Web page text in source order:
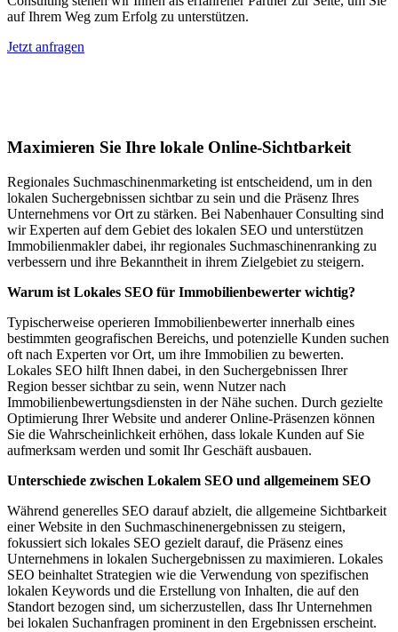
auf Ihrem Weg zum Erfolg zu unterstützen.
Jetzt anfragen
Maximieren Sie Ihre lokale Online-Sichtbarkeit
Regionales Suchmaschinenmarketing ist entscheidend, um in den
lokalen Suchergebnissen sichtbar zu sein und die Präsenz Ihres
Unternehmens vor Ort zu stärken. Bei Nabenhauer Consulting sind
wir Experten auf dem Gebiet des lokalen SEO und unterstützen
Immobilienmakler dabei, ihr regionales Suchmaschinenranking zu
verbessern und ihre Bekanntheit in ihrem Zielgebiet zu steigern.
Warum ist Lokales SEO für Immobilienbewerter wichtig?
Typischerweise operieren Immobilienbewerter innerhalb eines
bestimmten geografischen Bereichs, und potenzielle Kunden suchen
oft nach Experten vor Ort, um ihre Immobilien zu bewerten.
Lokales SEO hilft Ihnen dabei, in den Suchergebnissen Ihrer
Region besser sichtbar zu sein, wenn Nutzer nach
Immobilienbewertungsdiensten in der Nähe suchen. Durch gezielte
Optimierung Ihrer Website und anderer Online-Präsenzen können
Sie die Wahrscheinlichkeit erhöhen, dass lokale Kunden auf Sie
aufmerksam werden und somit Ihr Geschäft ausbauen.
Unterschiede zwischen Lokalem SEO und allgemeinem SEO
Während generelles SEO darauf abzielt, die allgemeine Sichtbarkeit
einer Website in den Suchmaschinenergebnissen zu steigern,
fokussiert sich lokales SEO gezielt darauf, die Präsenz eines
Unternehmens in lokalen Suchergebnissen zu maximieren. Lokales
SEO beinhaltet Strategien wie die Verwendung von spezifischen
lokalen Keywords und die Erstellung von Inhalten, die auf den
Standort bezogen sind, um sicherzustellen, dass Ihr Unternehmen
bei lokalen Suchanfragen prominent in den Ergebnissen erscheint.